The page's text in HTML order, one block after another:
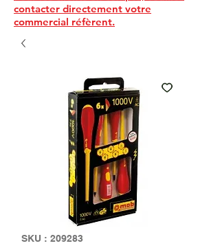
contacter directement votre
commercial réfèrent.
SKU : 209283